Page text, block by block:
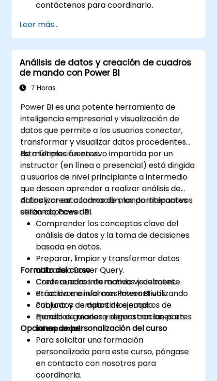
contáctenos para coordinarlo.
Leer más...
Análisis de datos y creación de cuadros
de mando con Power BI
7 Horas
Power BI es una potente herramienta de
inteligencia empresarial y visualización de
datos que permite a los usuarios conectar,
transformar y visualizar datos procedentes
de múltiples fuentes.
Esta formación en vivo impartida por un
instructor (en línea o presencial) está dirigida
a usuarios de nivel principiante a intermedio
que deseen aprender a realizar análisis de
datos y crear cuadros de mando interactivos
utilizando Power BI.
Al finalizar esta formación, los participantes
serán capaces de:
Comprender los conceptos clave del
análisis de datos y la toma de decisiones
basada en datos.
Preparar, limpiar y transformar datos
utilizando Power Query.
Crear cuadros de mando visualmente
atractivos e informes interactivos.
Publicar y compartir los cuadros de
mando de manera segura con las partes
interesadas.
Formato del curso
Conferencias interactivas y debates.
Práctica manual con Power BI utilizando
conjuntos de datos de ejemplo.
Ejercicios guiados y demostraciones en
tiempo real.
Opciones de personalización del curso
Para solicitar una formación
personalizada para este curso, póngase
en contacto con nosotros para
coordinarla.